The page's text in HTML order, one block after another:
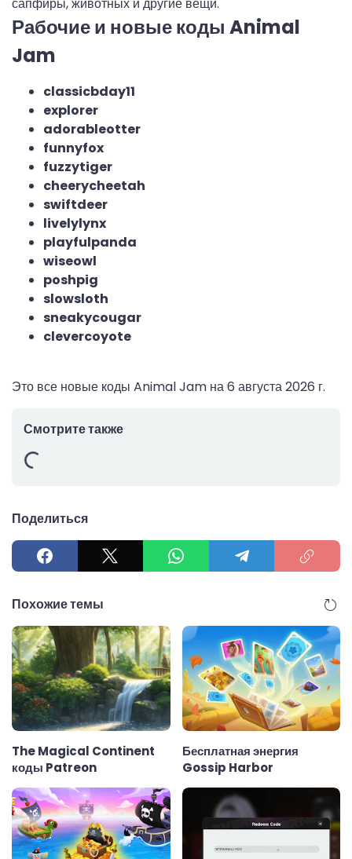
Рабочие и новые коды Animal
Jam
classicbday11
explorer
adorableotter
funnyfox
fuzzytiger
cheerycheetah
swiftdeer
livelylynx
playfulpanda
wiseowl
poshpig
slowsloth
sneakycougar
clevercoyote
Это все новые коды Animal Jam на6 августа 2026 г.
Смотрите также
Поделиться
Похожие темы
The Magical Continent
коды Patreon
Бесплатная энергия
Gossip Harbor